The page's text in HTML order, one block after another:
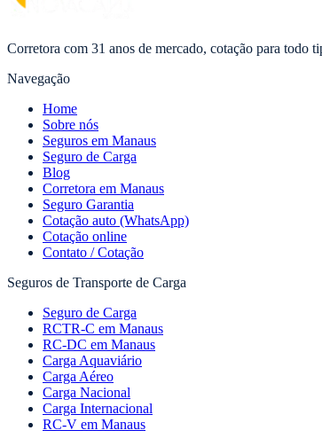
Corretora com 31 anos de mercado, cotação para
Navegação
Home
Sobre nós
Seguros em Manaus
Seguro de Carga
Blog
Corretora em Manaus
Seguro Garantia
Cotação auto (WhatsApp)
Cotação online
Contato / Cotação
Seguros de Transporte de Carga
Seguro de Carga
RCTR-C em Manaus
RC-DC em Manaus
Carga Aquaviário
Carga Aéreo
Carga Nacional
Carga Internacional
RC-V em Manaus